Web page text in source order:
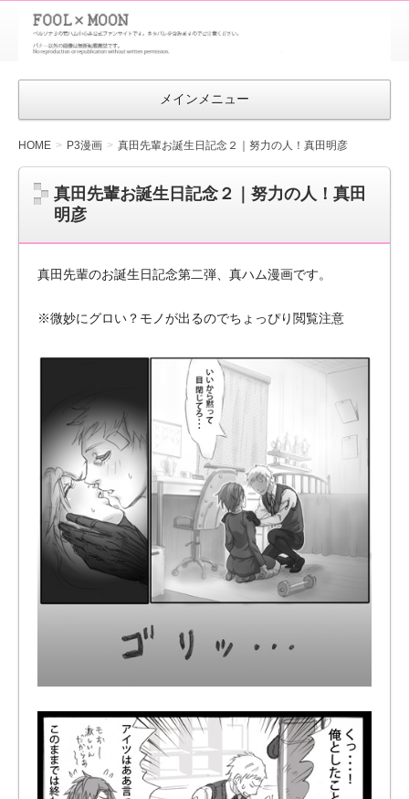
FOOL×MOON
｜ペルソナ
3 荒ハム中
メインメニュー
HOME P3漫画 真田先輩お誕生日記念２｜努力の人！真田明彦
真田先輩お誕生日記念２｜努力の人！真田
明彦
真田先輩のお誕生日記念第二弾、真ハム漫画です。
※微妙にグロい？モノが出るのでちょっぴり閲覧注意